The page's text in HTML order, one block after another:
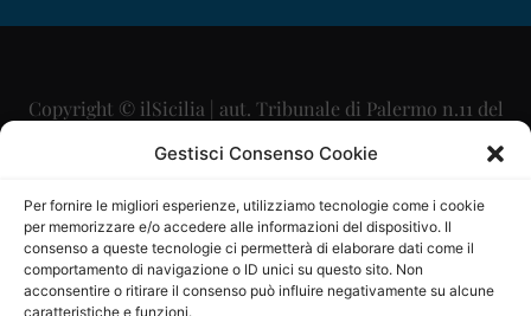
Gestisci Consenso Cookie
Per fornire le migliori esperienze, utilizziamo tecnologie come i cookie
per memorizzare e/o accedere alle informazioni del dispositivo. Il
consenso a queste tecnologie ci permetterà di elaborare dati come il
comportamento di navigazione o ID unici su questo sito. Non
acconsentire o ritirare il consenso può influire negativamente su alcune
caratteristiche e funzioni.
Copyright © ilSicilia | aut. Tribunale di Palermo n.11 del
29/09/2015
Direttore Editoriale: Maurizio Scaglione
Direttore Responsabile: Maria Calabrese